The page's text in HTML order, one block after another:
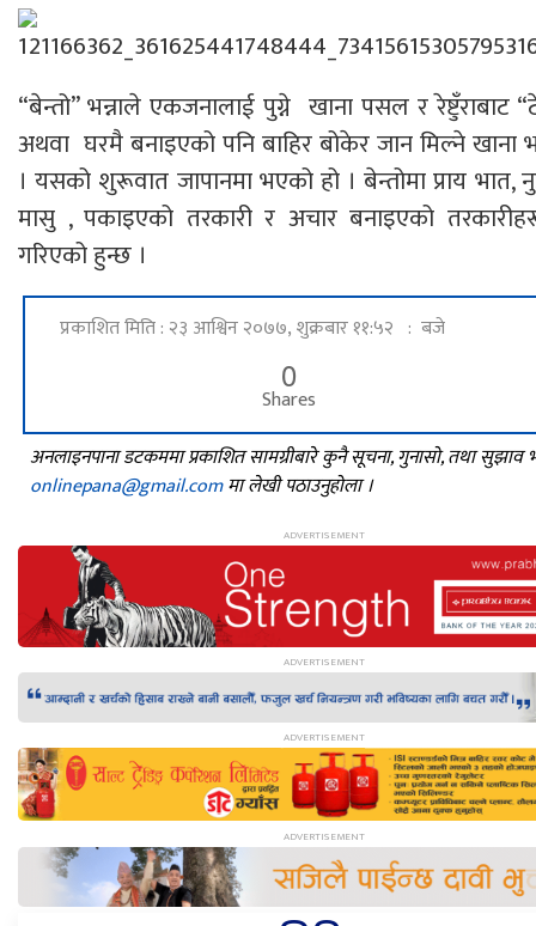
“बेन्तो” भन्नाले एकजनालाई पुग्ने खाना पसल र
अथवा घरमै बनाइएको पनि बाहिर बोकेर जान मिल्ने खाना
। यसको शुरूवात जापानमा भएको हो । बेन्तोमा प्राय भात,
मासु , पकाइएको तरकारी र अचार बनाइएको
गरिएको हुन्छ ।
प्रकाशित मिति : २३ आश्विन २०७७, शुक्रबार ११:५२ : बजे
0
Shares
अनलाइनपाना डटकममा प्रकाशित सामग्रीबारे कुनै सूचना, गुनासो, तथा सुझाव
onlinepana@gmail.comमा लेखी पठाउनुहोला ।